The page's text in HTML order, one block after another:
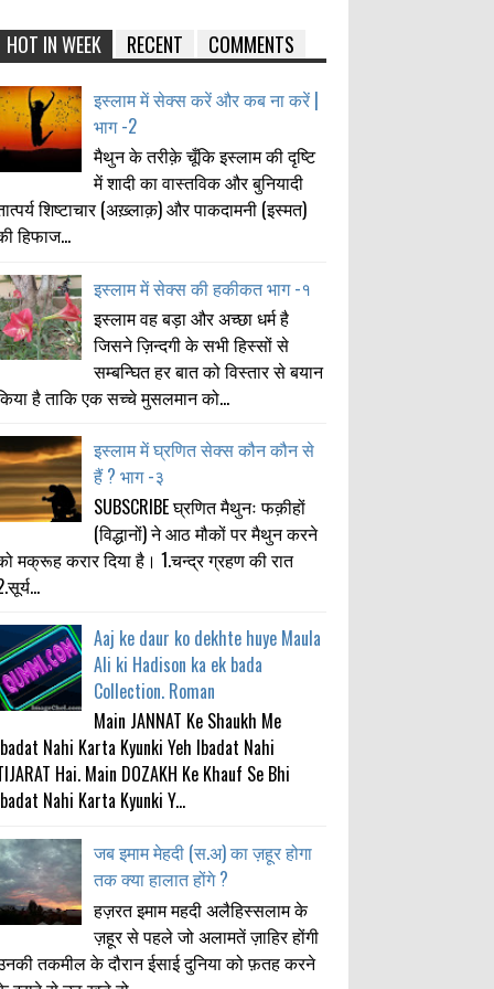
HOT IN WEEK RECENT COMMENTS
इस्लाम में सेक्स करें और कब ना करें |
भाग -2
मैथुन के तरीक़े चूँकि इस्लाम की दृष्टि
में शादी का वास्तविक और बुनियादी
शिष्टाचार (अख़्लाक़) और पाकदामनी (इस्मत)
हिफाज...
इस्लाम में सेक्स की हकीकत भाग -१
इस्लाम वह बड़ा और अच्छा धर्म है
जिसने ज़िन्दगी के सभी हिस्सों से
सम्बन्घित हर बात को विस्तार से बयान
है ताकि एक सच्चे मुसलमान को...
इस्लाम में घ्रणित सेक्स कौन कौन से
हैं ? भाग -३
SUBSCRIBE घ्रणित मैथुनः फक़ीहों
(विद्धानों) ने आठ मौकों पर मैथुन करने
मक्रूह करार दिया है। 1.चन्द्र ग्रहण की रात
Aaj ke daur ko dekhte huye Maula
Ali ki Hadison ka ek bada
Collection. Roman
Main JANNAT Ke Shaukh Me
Nahi Karta Kyunki Yeh Ibadat Nahi
Hai. Main DOZAKH Ke Khauf Se Bhi
Nahi Karta Kyunki Y...
जब इमाम मेहदी (स.अ) का ज़हूर होगा
तक क्या हालात होंगे ?
हज़रत इमाम महदी अलैहिस्सलाम के
ज़हूर से पहले जो अलामतें ज़ाहिर होंगी
तकमील के दौरान ईसाई दुनिया को फ़तह करने